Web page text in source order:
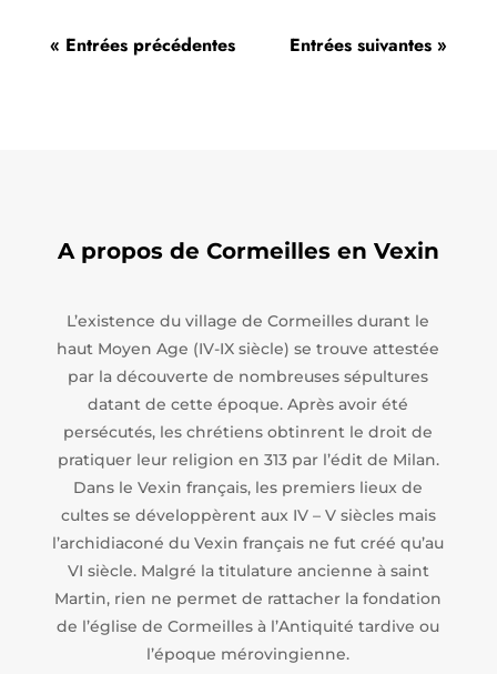
« Entrées précédentes Entrées suivantes »
A propos de Cormeilles en Vexin
L’existence du village de Cormeilles durant le
haut Moyen Age (IV-IX siècle) se trouve attestée
par la découverte de nombreuses sépultures
datant de cette époque. Après avoir été
persécutés, les chrétiens obtinrent le droit de
pratiquer leur religion en 313 par l’édit de Milan.
Dans le Vexin français, les premiers lieux de
cultes se développèrent aux IV – V siècles mais
l’archidiaconé du Vexin français ne fut créé qu’au
VI siècle. Malgré la titulature ancienne à saint
Martin, rien ne permet de rattacher la fondation
de l’église de Cormeilles à l’Antiquité tardive ou
l’époque mérovingienne.